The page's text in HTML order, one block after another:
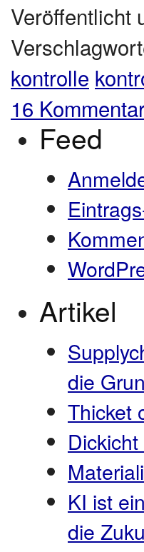
Veröffentlicht
kontrolle
16
Feed
Artikel
die
Thicket
KI ist
die